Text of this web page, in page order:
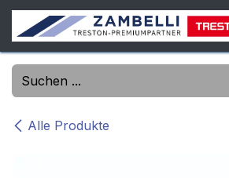
Zum Inhalt springen
Alle Produkte